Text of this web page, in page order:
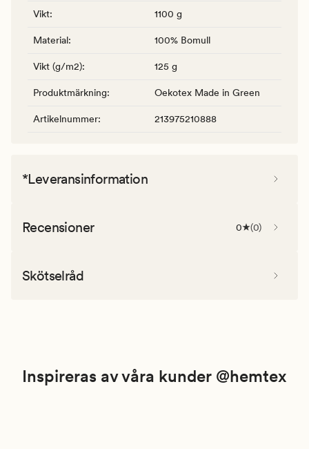
Vikt: 1100 g
Material: 100% Bomull
Vikt (g/m2): 125 g
Produktmärkning: Oekotex Made in Green
Artikelnummer: 213975210888
*Leveransinformation
Recensioner 0 (0)
Skötselråd
Inspireras av våra kunder @hemtex